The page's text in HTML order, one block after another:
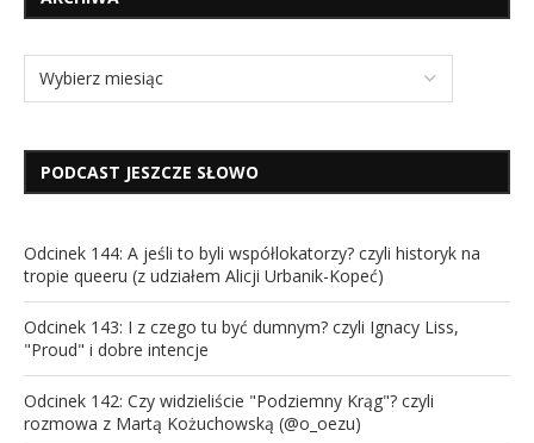
PODCAST JESZCZE SŁOWO
Odcinek 144: A jeśli to byli współlokatorzy? czyli historyk na
tropie queeru (z udziałem Alicji Urbanik-Kopeć)
Odcinek 143: I z czego tu być dumnym? czyli Ignacy Liss,
"Proud" i dobre intencje
Odcinek 142: Czy widzieliście "Podziemny Krąg"? czyli
rozmowa z Martą Kożuchowską (@o_oezu)